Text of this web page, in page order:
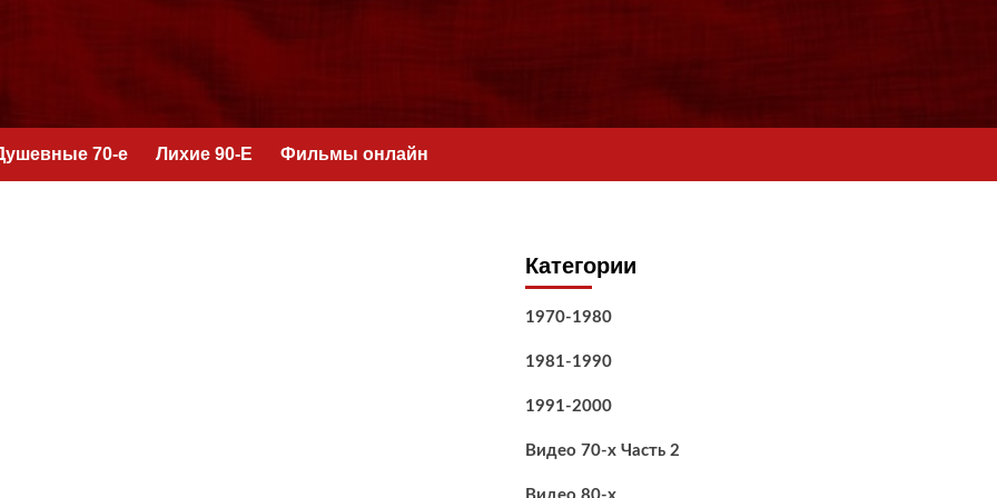
70-е Лихие 90-Е Фильмы онлайн
Категории
1970-1980
1981-1990
1991-2000
Видео 70-х Часть 2